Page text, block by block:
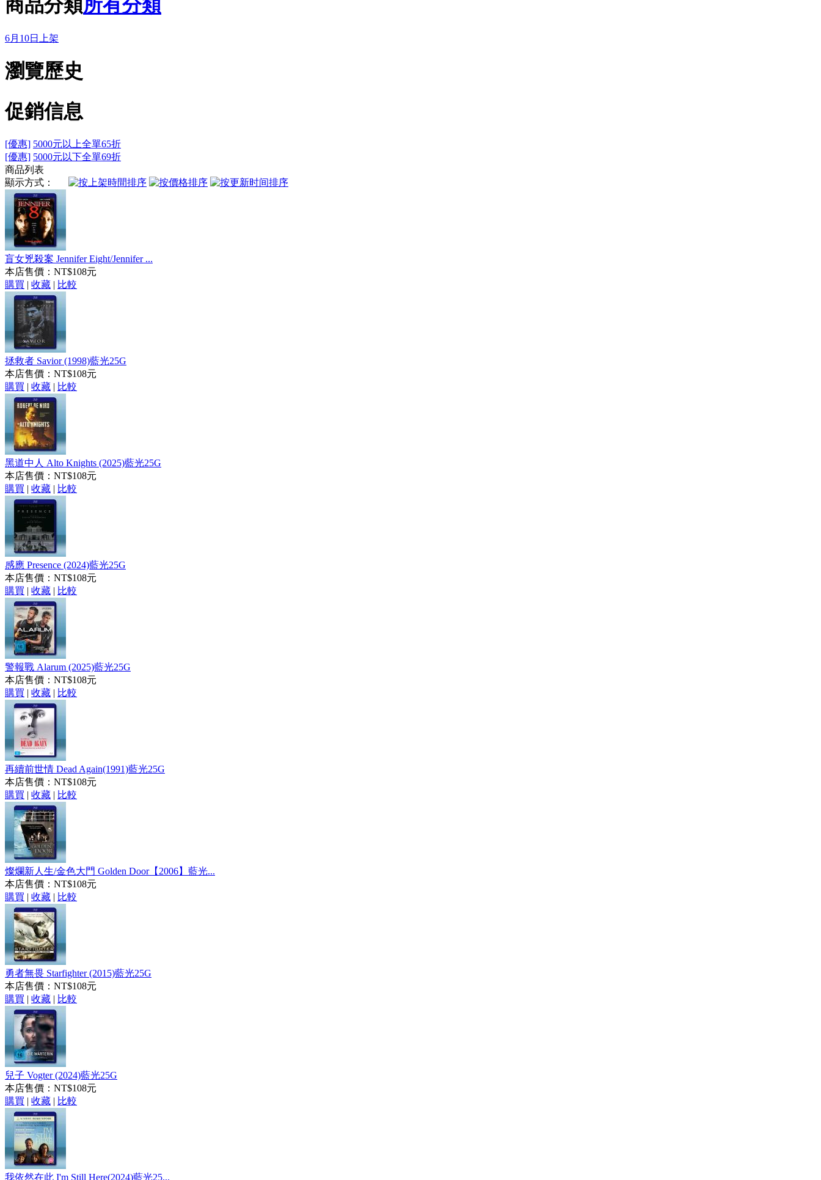
商品分類所有分類
6月10日上架
瀏覽歷史
促銷信息
[優惠] 5000元以上全單65折
[優惠] 5000元以下全單69折
商品列表
顯示方式：
盲女兇殺案 Jennifer Eight/Jennifer ...
本店售價： NT$108元
購買 | 收藏 | 比較
拯救者 Savior (1998)藍光25G
本店售價： NT$108元
購買 | 收藏 | 比較
黑道中人 Alto Knights (2025)藍光25G
本店售價： NT$108元
購買 | 收藏 | 比較
感應 Presence (2024)藍光25G
本店售價： NT$108元
購買 | 收藏 | 比較
警報戰 Alarum (2025)藍光25G
本店售價： NT$108元
購買 | 收藏 | 比較
再續前世情 Dead Again(1991)藍光25G
本店售價： NT$108元
購買 | 收藏 | 比較
燦爛新人生/金色大門 Golden Door【2006】藍光...
本店售價： NT$108元
購買 | 收藏 | 比較
勇者無畏 Starfighter (2015)藍光25G
本店售價： NT$108元
購買 | 收藏 | 比較
兒子 Vogter (2024)藍光25G
本店售價： NT$108元
購買 | 收藏 | 比較
我依然在此 I'm Still Here(2024)藍光25...